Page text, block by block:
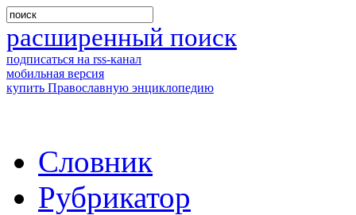
расширенный поиск
подписаться на rss-канал
мобильная версия
купить Православную энциклопедию
Словник
Рубрикатор